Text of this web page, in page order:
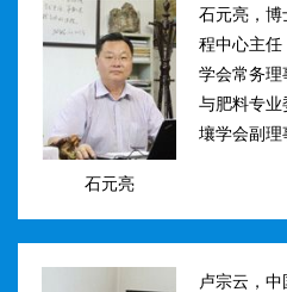
石元亮
石元亮，
程中心主
学会常务理
与肥料专
壤学会副理
家“十二五
卢宗云，